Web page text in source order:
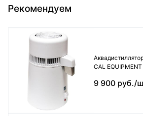
Рекомендуем
CAL
9 900 руб./